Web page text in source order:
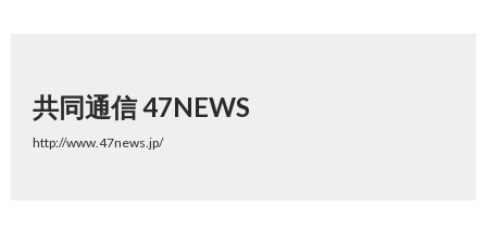
共同通信 47NEWS
http://www.47news.jp/